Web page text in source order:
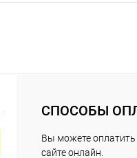
СПОСОБЫ
Вы можете оплатить
сайте онлайн.